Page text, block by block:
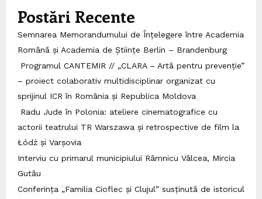
Postări Recente
Semnarea Memorandumului de Înțelegere între Academia
Română și Academia de Științe Berlin – Brandenburg
Programul CANTEMIR // „CLARA – Artă pentru prevenție”
– proiect colaborativ multidisciplinar organizat cu
sprijinul ICR în România și Republica Moldova
Radu Jude în Polonia: ateliere cinematografice cu
actorii teatrului TR Warszawa și retrospective de film la
Łódź și Varșovia
Interviu cu primarul municipiului Râmnicu Vâlcea, Mircia
Gutău
Conferința „Familia Cioflec și Clujul” susținută de istoricul